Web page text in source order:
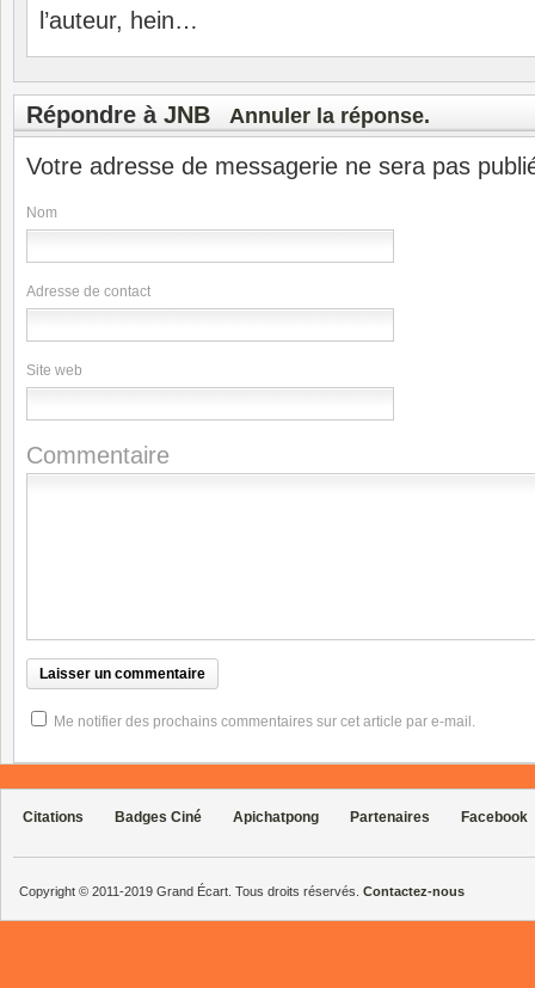
l’auteur, hein…
Répondre à JNB Annuler la réponse.
Votre adresse de messagerie ne sera pas
Nom
Adresse de contact
Site web
Commentaire
Me notifier des prochains commentaires sur cet article par e-mail.
Citations Badges Ciné Apichatpong Partenaires Facebook
Copyright © 2011-2019 Grand Écart. Tous droits réservés. Contactez-nous